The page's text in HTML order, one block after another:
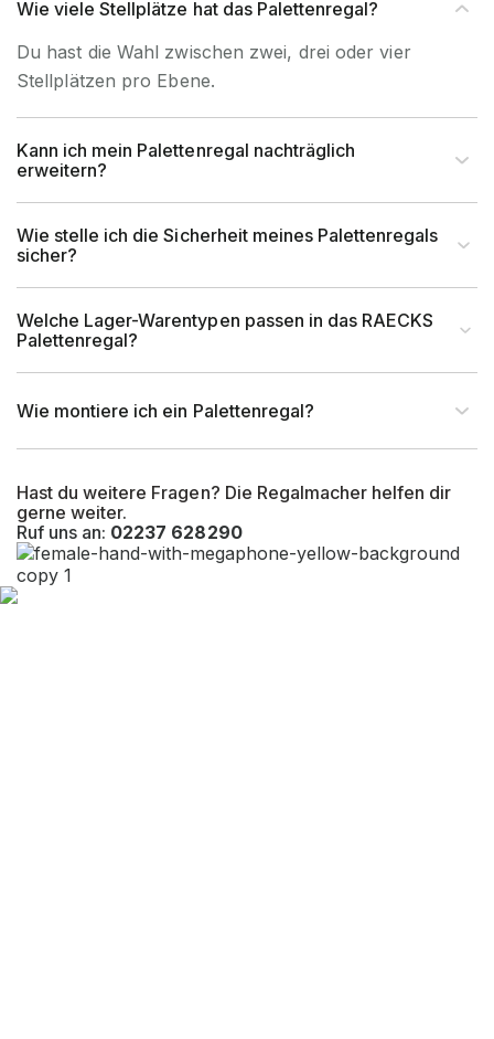
Hast du weitere Fragen? Die Regalmacher helfen dir
gerne weiter.
Ruf uns an: 02237 628290
Wie viele Stellplätze hat das Palettenregal?
Du hast die Wahl zwischen zwei, drei oder vier
Stellplätzen pro Ebene.
Kann ich mein Palettenregal nachträglich
erweitern?
Wie stelle ich die Sicherheit meines Palettenregals
sicher?
Welche Lager-Warentypen passen in das RAECKS
Palettenregal?
Wie montiere ich ein Palettenregal?